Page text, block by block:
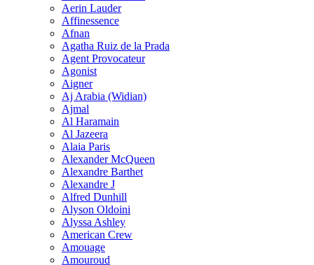
Aerin Lauder
Affinessence
Afnan
Agatha Ruiz de la Prada
Agent Provocateur
Agonist
Aigner
Aj Arabia (Widian)
Ajmal
Al Haramain
Al Jazeera
Alaia Paris
Alexander McQueen
Alexandre Barthet
Alexandre J
Alfred Dunhill
Alyson Oldoini
Alyssa Ashley
American Crew
Amouage
Amouroud